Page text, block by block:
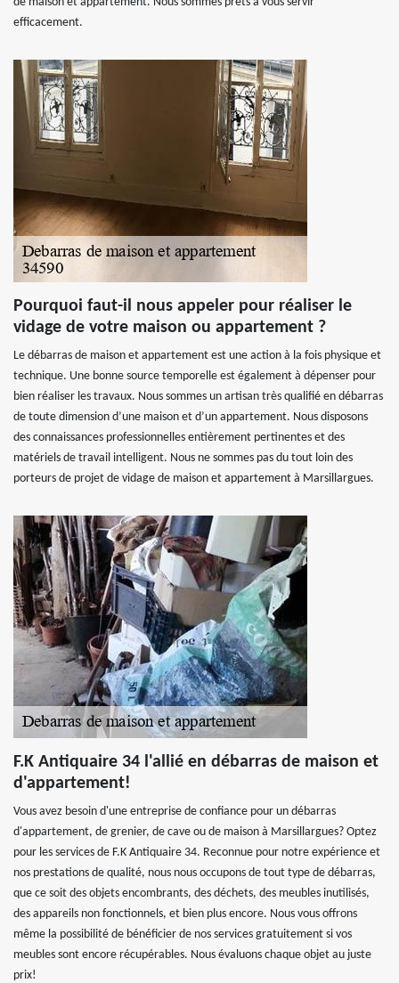
efficacement.
Pourquoi faut-il nous appeler pour réaliser le
vidage de votre maison ou appartement ?
Le débarras de maison et appartement est une action à la fois physique et
technique. Une bonne source temporelle est également à dépenser pour
bien réaliser les travaux. Nous sommes un artisan très qualifié en débarras
de toute dimension d’une maison et d’un appartement. Nous disposons
des connaissances professionnelles entièrement pertinentes et des
matériels de travail intelligent. Nous ne sommes pas du tout loin des
porteurs de projet de vidage de maison et appartement à Marsillargues.
F.K Antiquaire 34 l'allié en débarras de maison et
d'appartement!
Vous avez besoin d'une entreprise de confiance pour un débarras
d'appartement, de grenier, de cave ou de maison à Marsillargues? Optez
pour les services de F.K Antiquaire 34. Reconnue pour notre expérience et
nos prestations de qualité, nous nous occupons de tout type de débarras,
que ce soit des objets encombrants, des déchets, des meubles inutilisés,
des appareils non fonctionnels, et bien plus encore. Nous vous offrons
même la possibilité de bénéficier de nos services gratuitement si vos
meubles sont encore récupérables. Nous évaluons chaque objet au juste
prix!